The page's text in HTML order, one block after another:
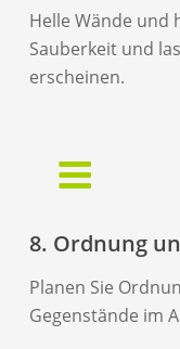
Helle Wände und
Sauberkeit und
erscheinen.
8. Ordnung
Planen Sie
Gegenstände im